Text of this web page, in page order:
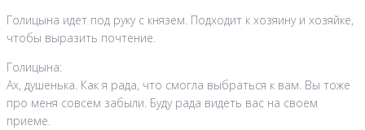
Голицына идет под руку с князем. Подходит к хозяину и хозяйке,
чтобы выразить почтение.
Голицына:
Ах, душенька. Как я рада, что смогла выбраться к вам. Вы тоже
про меня совсем забыли. Буду рада видеть вас на своем
приеме.